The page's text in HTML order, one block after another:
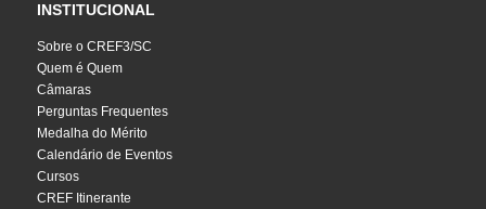
INSTITUCIONAL
Sobre o CREF3/SC
Quem é Quem
Câmaras
Perguntas Frequentes
Medalha do Mérito
Calendário de Eventos
Cursos
CREF Itinerante